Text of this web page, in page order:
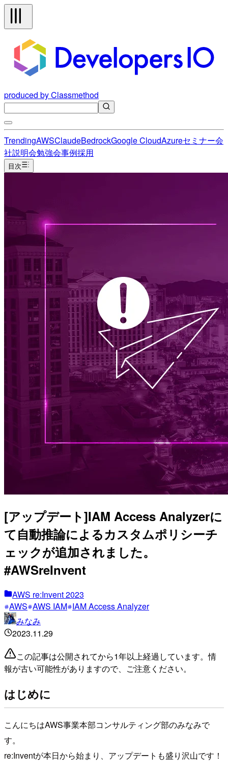
produced by Classmethod
TrendingAWSClaudeBedrockGoogle CloudAzureセミナー会
社説明会勉強会事例採用
目次
[アップデート]IAM Access Analyzerに
て自動推論によるカスタムポリシーチ
ェックが追加されました。
#AWSreInvent
AWS re:Invent 2023
AWS AWS IAM IAM Access Analyzer
みなみ
2023.11.29
この記事は公開されてから1年以上経過しています。情
報が古い可能性がありますので、ご注意ください。
はじめに
こんにちはAWS事業本部コンサルティング部のみなみで
す。
re:Inventが本日から始まり、アップデートも盛り沢山です！